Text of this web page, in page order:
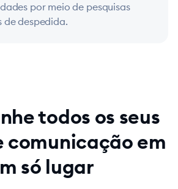
por meio de pesquisas
de despedida.
todos os seus
comunicação em
só lugar